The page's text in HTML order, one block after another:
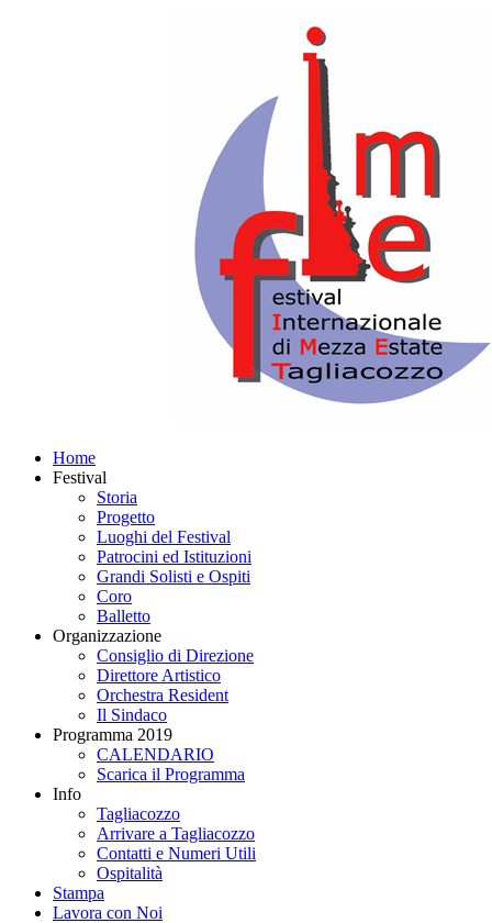
Home
Festival
Storia
Progetto
Luoghi del Festival
Patrocini ed Istituzioni
Grandi Solisti e Ospiti
Coro
Balletto
Organizzazione
Consiglio di Direzione
Direttore Artistico
Orchestra Resident
Il Sindaco
Programma 2019
CALENDARIO
Scarica il Programma
Info
Tagliacozzo
Arrivare a Tagliacozzo
Contatti e Numeri Utili
Ospitalità
Stampa
Lavora con Noi